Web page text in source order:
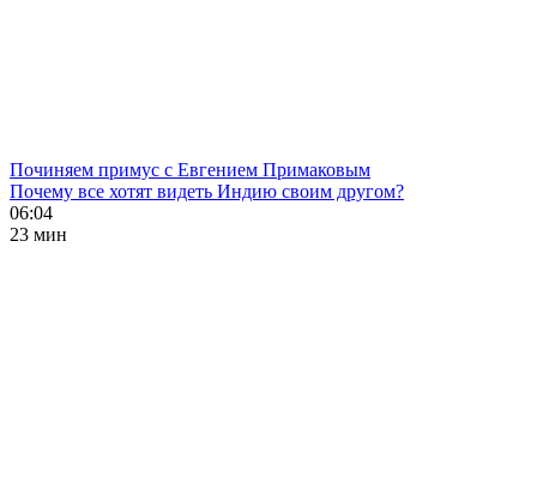
Починяем примус с Евгением Примаковым
Почему все хотят видеть Индию своим другом?
06:04
23 мин